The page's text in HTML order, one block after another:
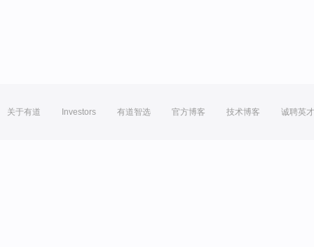
关于有道 Investors 有道智选 官方博客 技术博客 诚聘英才